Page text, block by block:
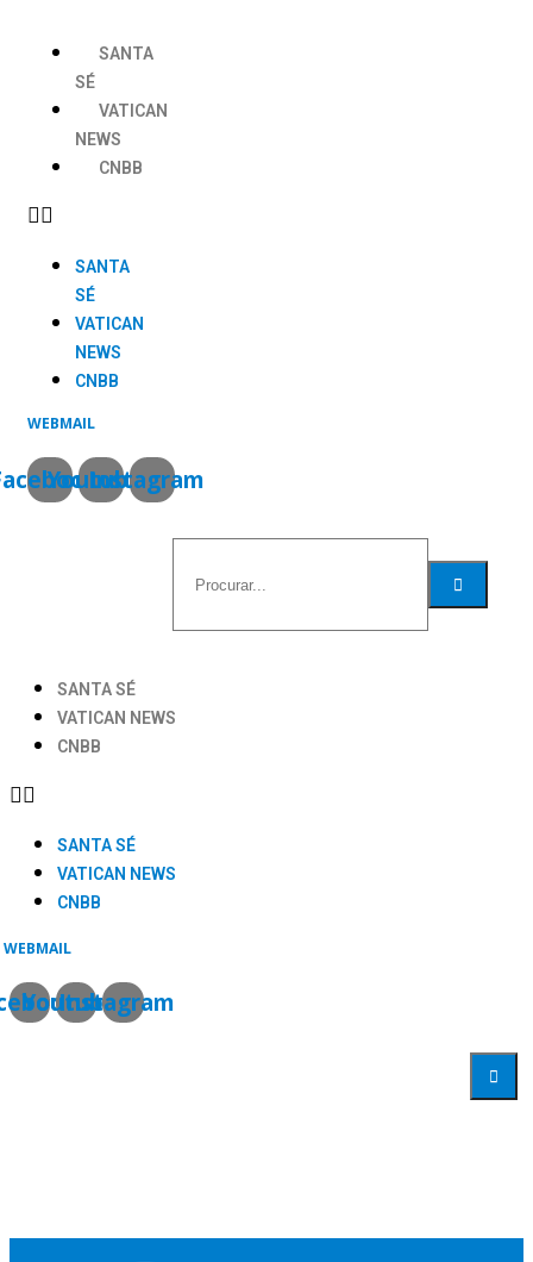
para
conteúdo
SANTA
SÉ
VATICAN
NEWS
CNBB
SANTA
SÉ
VATICAN
NEWS
CNBB
WEBMAIL
Youtube
Instagram
SANTA SÉ
VATICAN NEWS
CNBB
SANTA SÉ
VATICAN NEWS
CNBB
WEBMAIL
Youtube
Instagram